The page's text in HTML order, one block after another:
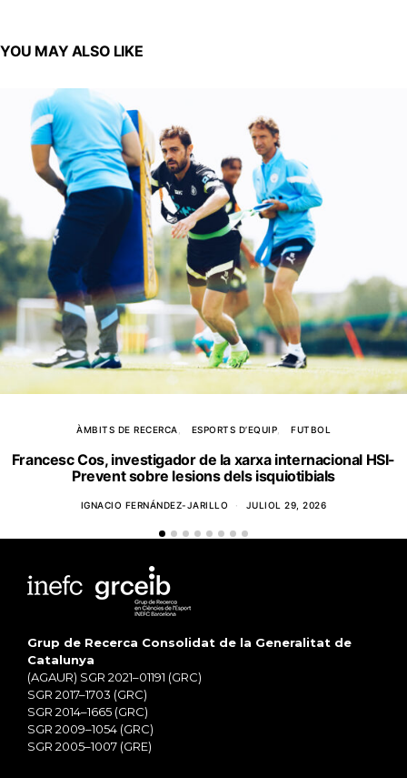
YOU MAY ALSO LIKE
ÀMBITS DE RECERCA ESPORTS D’EQUIP FUTBOL
Francesc Cos, investigador de la xarxa internacional HSI-
Prevent sobre lesions dels isquiotibials
IGNACIO FERNÁNDEZ-JARILLO JULIOL 29, 2026
Grup de Recerca Consolidat de la Generalitat de
Catalunya
(AGAUR) SGR 2021–01191 (GRC)
SGR 2017–1703 (GRC)
SGR 2014–1665 (GRC)
SGR 2009–1054 (GRC)
SGR 2005–1007 (GRE)